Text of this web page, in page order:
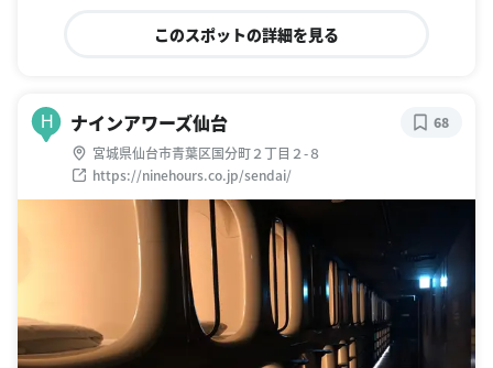
このスポットの詳細を見る
H ナインアワーズ仙台
宮城県仙台市青葉区国分町２丁目２-８
https://ninehours.co.jp/sendai/
68